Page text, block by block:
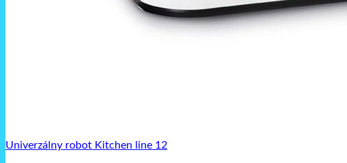
Univerzálny robot Kitchen line 12